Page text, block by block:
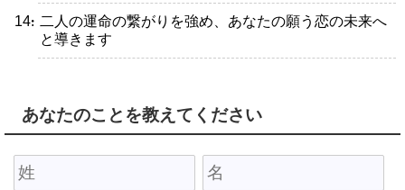
・二人の運命の繋がりを強め、あなたの願う恋の未来へ
と導きます
あなたのことを教えてください